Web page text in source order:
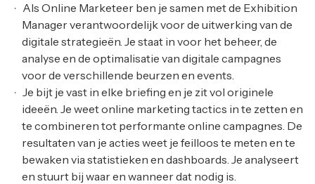
Als Online Marketeer ben je samen met de Exhibition
Manager verantwoordelijk voor de uitwerking van de
digitale strategieën. Je staat in voor het beheer, de
analyse en de optimalisatie van digitale campagnes
voor de verschillende beurzen en events.
Je bijt je vast in elke briefing en je zit vol originele
ideeën. Je weet online marketing tactics in te zetten en
te combineren tot performante online campagnes. De
resultaten van je acties weet je feilloos te meten en te
bewaken via statistieken en dashboards. Je analyseert
en stuurt bij waar en wanneer dat nodig is.